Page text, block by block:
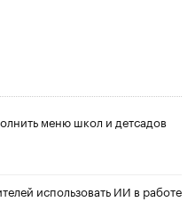
меню школ и детсадов
использовать ИИ в работе